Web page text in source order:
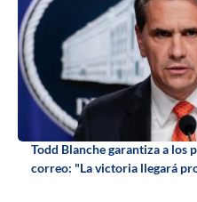
Todd Blanche garantiza a los
correo: "La victoria llegará